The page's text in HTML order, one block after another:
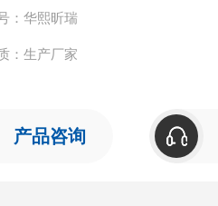
：华熙昕瑞
：生产厂家
产品咨询